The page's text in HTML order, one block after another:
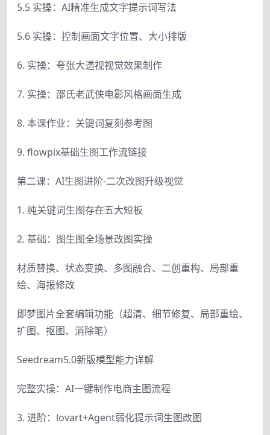
5.5 实操：AI精准生成文字提示词写法
5.6 实操：控制画面文字位置、大小排版
6. 实操：夸张大透视视觉效果制作
7. 实操：邵氏老武侠电影风格画面生成
8. 本课作业：关键词复刻参考图
9. flowpix基础生图工作流链接
第二课：AI生图进阶-二次改图升级视觉
1. 纯关键词生图存在五大短板
2. 基础：图生图全场景改图实操
材质替换、状态变换、多图融合、二创重构、局部重
绘、海报修改
即梦图片全套编辑功能（超清、细节修复、局部重绘、
扩图、抠图、消除笔）
Seedream5.0新版模型能力详解
完整实操：AI一键制作电商主图流程
3. 进阶：lovart+Agent弱化提示词生图改图